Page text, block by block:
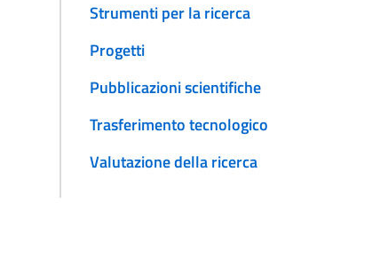
Strumenti per la ricerca
Progetti
Pubblicazioni scientifiche
Trasferimento tecnologico
Valutazione della ricerca